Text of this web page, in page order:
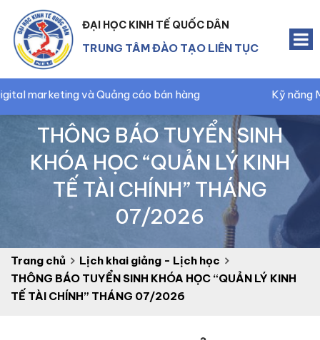
ĐẠI HỌC KINH TẾ QUỐC DÂN
TRUNG TÂM ĐÀO TẠO LIÊN TỤC
và Quảng cáo bán hàng Kỹ năng Marketing
THÔNG BÁO TUYỂN SINH
KHÓA HỌC “QUẢN LÝ KINH
TẾ TÀI CHÍNH” THÁNG
07/2026
Trang chủ
Lịch khai giảng - Lịch học
THÔNG BÁO TUYỂN SINH KHÓA HỌC “QUẢN LÝ KINH
TẾ TÀI CHÍNH” THÁNG 07/2026